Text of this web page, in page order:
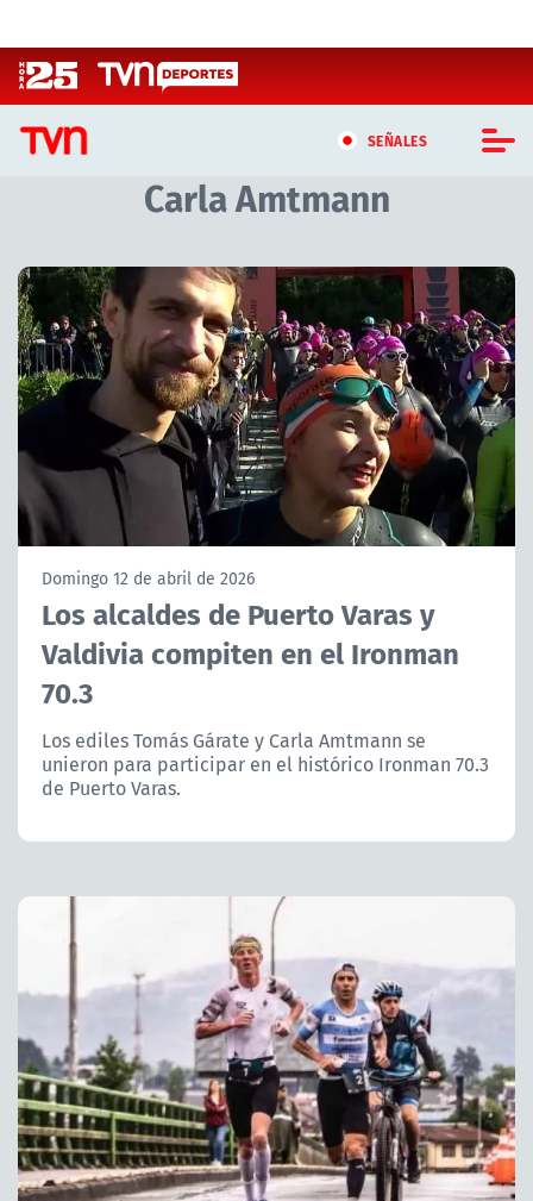
SEÑALES
CASTING MASTERCHEF CHILE
CASTING TVN VERTICAL
TVN VERTICAL
TVN PLAY
PROGRAMAS
TELESERIES
ACTUALIDAD Y TENDENCIAS
CORPORATIVO Y TRANSPARENCIA
CANAL DE DENUNCIAS
Carla Amtmann
Artículos relacionados con Carla Amtmann
Domingo 12 de abril de 2026
Los alcaldes de Puerto Varas y
Valdivia compiten en el Ironman
70.3
Los ediles Tomás Gárate y Carla Amtmann se
unieron para participar en el histórico Ironman 70.3
de Puerto Varas.